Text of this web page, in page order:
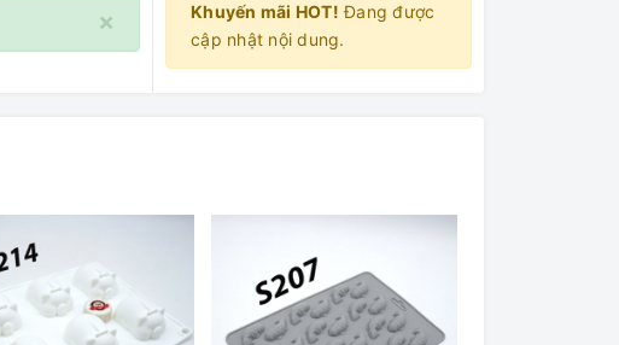
× Khuyến mãi HOT! Đang được
cập nhật nội dung.